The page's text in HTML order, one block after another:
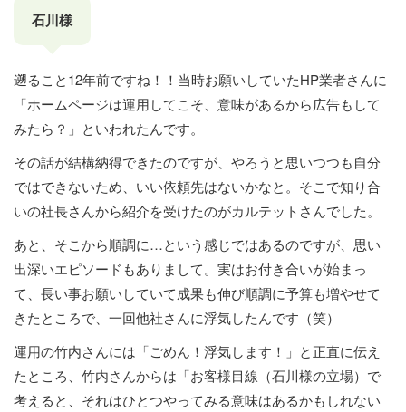
石川様
遡ること12年前ですね！！当時お願いしていたHP業者さんに
「ホームページは運用してこそ、意味があるから広告もして
みたら？」といわれたんです。
その話が結構納得できたのですが、やろうと思いつつも自分
ではできないため、いい依頼先はないかなと。そこで知り合
いの社長さんから紹介を受けたのがカルテットさんでした。
あと、そこから順調に…という感じではあるのですが、思い
出深いエピソードもありまして。実はお付き合いが始まっ
て、長い事お願いしていて成果も伸び順調に予算も増やせて
きたところで、一回他社さんに浮気したんです（笑）
運用の竹内さんには「ごめん！浮気します！」と正直に伝え
たところ、竹内さんからは「お客様目線（石川様の立場）で
考えると、それはひとつやってみる意味はあるかもしれない